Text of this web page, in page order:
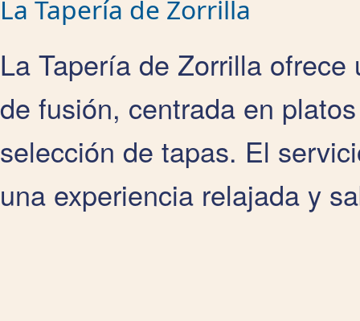
La Tapería de Zorrilla
La Tapería de Zorrilla
de fusión, centrada en
selección de tapas. El
una experiencia relajada y